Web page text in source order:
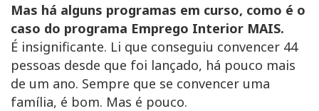
Mas há alguns programas em curso, como é o
caso do programa Emprego Interior MAIS.
É insignificante. Li que conseguiu convencer 44
pessoas desde que foi lançado, há pouco mais
de um ano. Sempre que se convencer uma
família, é bom. Mas é pouco.